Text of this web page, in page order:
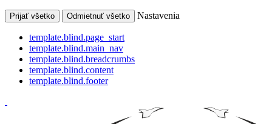
Prijať všetko Odmietnuť všetko Nastavenia
template.blind.page_start
template.blind.main_nav
template.blind.breadcrumbs
template.blind.content
template.blind.footer